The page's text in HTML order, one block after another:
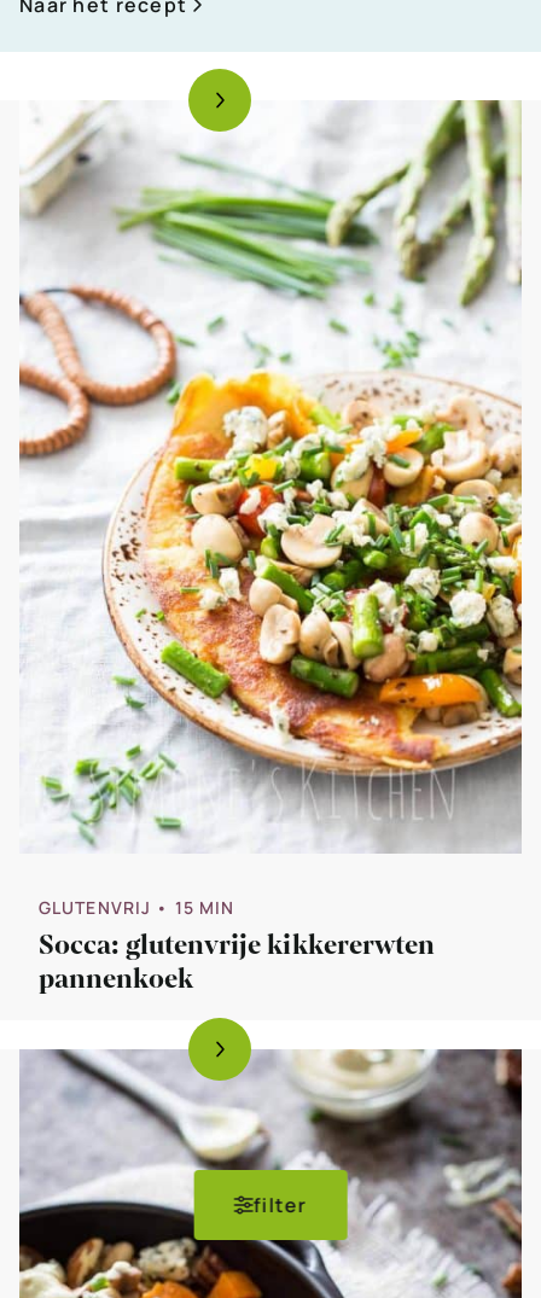
GLUTENVRIJ • 15 MIN
Socca: glutenvrije kikkererwten
pannenkoek
filter